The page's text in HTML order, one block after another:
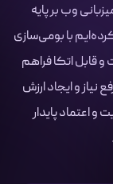
وب بر پایه
با بومی‌سازی
قابل اتکا فراهم
و ایجاد ارزش
و اعتماد پایدار